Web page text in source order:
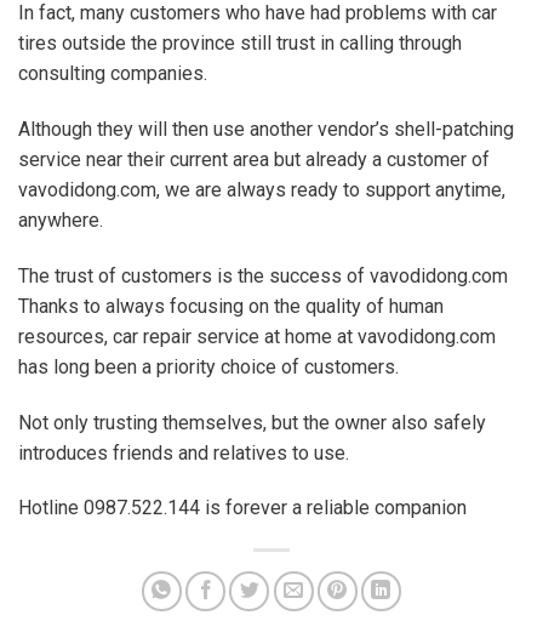
In fact, many customers who have had problems with car
tires outside the province still trust in calling through
consulting companies.
Although they will then use another vendor’s shell-patching
service near their current area but already a customer of
vavodidong.com, we are always ready to support anytime,
anywhere.
The trust of customers is the success of vavodidong.com
Thanks to always focusing on the quality of human
resources, car repair service at home at vavodidong.com
has long been a priority choice of customers.
Not only trusting themselves, but the owner also safely
introduces friends and relatives to use.
Hotline 0987.522.144 is forever a reliable companion